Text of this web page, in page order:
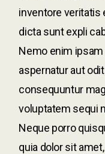
inventore veritatis
dicta sunt expli
Nemo enim
aspernatur aut
consequuntur
voluptatem sequi
Neque porro
quia dolor sit